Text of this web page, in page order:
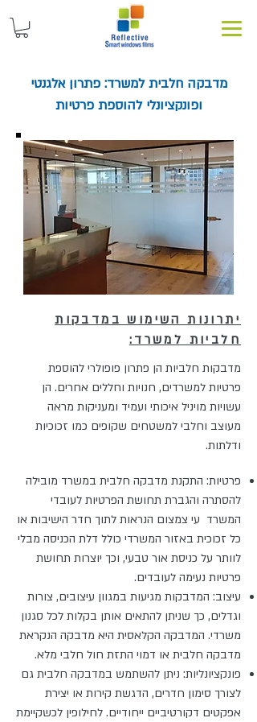
מדבקה חלבית למשרד: פתרון אלגנטי
ופונקציונלי להוספת פרטיות
יתרונות השימוש במדבקות
חלביות למשרד:
מדבקות חלביות הן פתרון פופולרי להוספת
פרטיות למשרדים, חנויות וחללים אחרים. הן
עשויות מויניל איכותי ועמיד ומעניקות מראה
מעוצב וחלבי למשטחים שקופים כמו זכוכיות
ודלתות.
פרטיות: התקנת מדבקה חלבית במשרד מובילה
להסתרה והגברת תחושת הפרטיות לעובדי
המשרד עי צמצום הנראות לתוך חדר הישיבות או
כל זכוכית באזור המשרדי כולל דלת הכניסה מבלי
לוותר על כניסת אור טבעי, וכך יוצרות תחושת
פרטיות נעימה לעובדים.
עיצוב: המדבקות מגיעות במגוון עיצובים, צורות
וגדלים, כך שניתן להתאים אותן בקלות לכל סגנון
משרדי. המדבקה הקלאסית היא מדבקה הנקראת
מדבקה חלבית או דמוי התזת חול חלבי מלא.
פונקציונליות: ניתן להשתמש במדבקה חלבית גם
לצורך סימון חדרים, הדגשת קירות או יצירת
אפקטים דקורטיביים ייחודיים. לחילופין לכשקיימת